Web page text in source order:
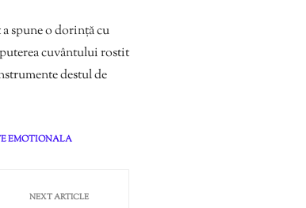
spune o dorință cu
puterea cuvântului rostit
destul de
EMOTIONALA
NEXT ARTICLE